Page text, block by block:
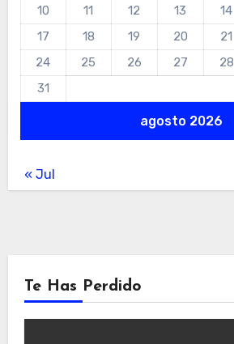
agosto 2026
10
11 12 13 14
17
18 19 20 21
24
25 26 27 28
31
« Jul
Te Has Perdido